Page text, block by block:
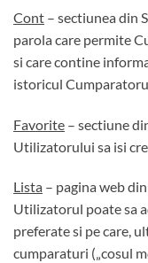
Cont – sectiunea din
parola care permite
si care contine
istoricul
Favorite – sectiune
Utilizatorului sa isi
Lista – pagina web
Utilizatorul poate sa
preferate si pe care,
cumparaturi („cosul